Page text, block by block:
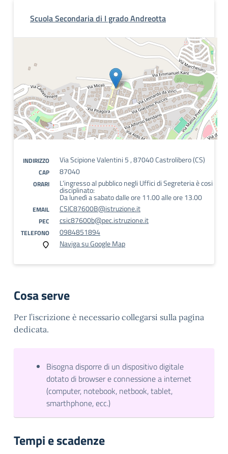
Scuola Secondaria di I grado Andreotta
INDIRIZZO Via Scipione Valentini 5 , 87040 Castrolibero (CS)
CAP 87040
ORARI L’ingresso al pubblico negli Uffici di Segreteria è cosi
disciplinato:
Da lunedì a sabato dalle ore 11.00 alle ore 13.00
EMAIL CSIC87600B@istruzione.it
PEC csic87600b@pec.istruzione.it
TELEFONO
0984851894
Naviga su Google Map
Cosa serve
Per l’iscrizione è necessario collegarsi sulla pagina
dedicata.
Bisogna disporre di un dispositivo digitale
dotato di browser e connessione a internet
(computer, notebook, netbook, tablet,
smarthphone, ecc.)
Tempi e scadenze